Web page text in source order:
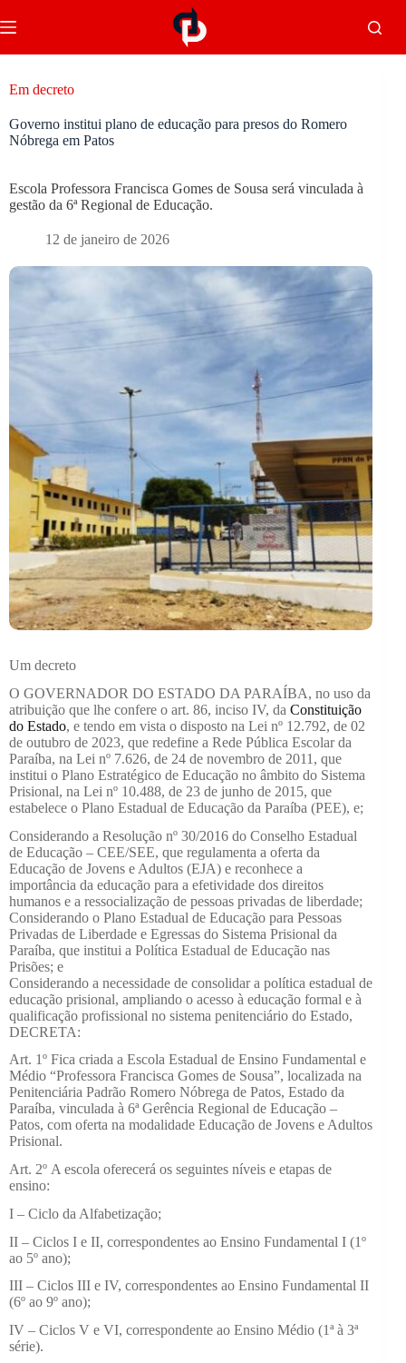
Em decreto
Governo institui plano de educação para presos do Romero
Nóbrega em Patos
Escola Professora Francisca Gomes de Sousa será vinculada à
gestão da 6ª Regional de Educação.
12 de janeiro de 2026
Um decreto
O GOVERNADOR DO ESTADO DA PARAÍBA, no uso da
atribuição que lhe confere o art. 86, inciso IV, da Constituição
do Estado, e tendo em vista o disposto na Lei nº 12.792, de 02
de outubro de 2023, que redefine a Rede Pública Escolar da
Paraíba, na Lei nº 7.626, de 24 de novembro de 2011, que
institui o Plano Estratégico de Educação no âmbito do Sistema
Prisional, na Lei nº 10.488, de 23 de junho de 2015, que
estabelece o Plano Estadual de Educação da Paraíba (PEE), e;
Considerando a Resolução nº 30/2016 do Conselho Estadual
de Educação – CEE/SEE, que regulamenta a oferta da
Educação de Jovens e Adultos (EJA) e reconhece a
importância da educação para a efetividade dos direitos
humanos e a ressocialização de pessoas privadas de liberdade;
Considerando o Plano Estadual de Educação para Pessoas
Privadas de Liberdade e Egressas do Sistema Prisional da
Paraíba, que institui a Política Estadual de Educação nas
Prisões; e
Considerando a necessidade de consolidar a política estadual de
educação prisional, ampliando o acesso à educação formal e à
qualificação profissional no sistema penitenciário do Estado,
DECRETA:
Art. 1º Fica criada a Escola Estadual de Ensino Fundamental e
Médio “Professora Francisca Gomes de Sousa”, localizada na
Penitenciária Padrão Romero Nóbrega de Patos, Estado da
Paraíba, vinculada à 6ª Gerência Regional de Educação –
Patos, com oferta na modalidade Educação de Jovens e Adultos
Prisional.
Art. 2º A escola oferecerá os seguintes níveis e etapas de
ensino:
I – Ciclo da Alfabetização;
II – Ciclos I e II, correspondentes ao Ensino Fundamental I (1º
ao 5º ano);
III – Ciclos III e IV, correspondentes ao Ensino Fundamental II
(6º ao 9º ano);
IV – Ciclos V e VI, correspondente ao Ensino Médio (1ª à 3ª
série).